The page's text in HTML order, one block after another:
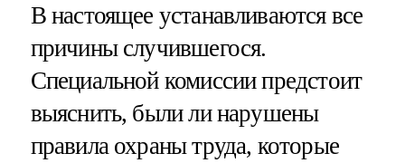
В настоящее устанавливаются все
причины случившегося.
Специальной комиссии предстоит
выяснить, были ли нарушены
правила охраны труда, которые